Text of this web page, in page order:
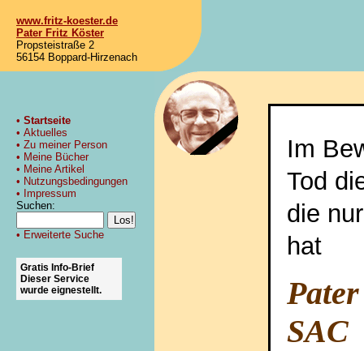
www.fritz-koester.de
Pater Fritz Köster
Propsteistraße 2
56154 Boppard-Hirzenach
• Startseite
• Aktuelles
• Zu meiner Person
• Meine Bücher
• Meine Artikel
• Nutzungsbedingungen
• Impressum
Suchen:
• Erweiterte Suche
Gratis Info-Brief
Dieser Service
wurde eignestellt.
Im
Tod
die
hat
SAC